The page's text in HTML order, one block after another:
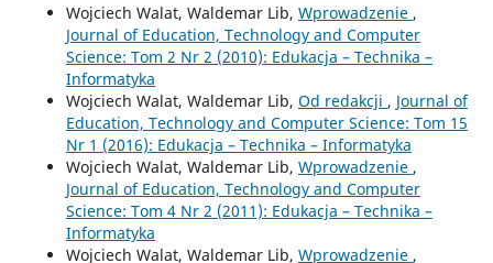
Wojciech Walat, Waldemar Lib, Wprowadzenie ,
Journal of Education, Technology and Computer
Science: Tom 2 Nr 2 (2010): Edukacja – Technika –
Informatyka
Wojciech Walat, Waldemar Lib, Od redakcji , Journal of
Education, Technology and Computer Science: Tom 15
Nr 1 (2016): Edukacja – Technika – Informatyka
Wojciech Walat, Waldemar Lib, Wprowadzenie ,
Journal of Education, Technology and Computer
Science: Tom 4 Nr 2 (2011): Edukacja – Technika –
Informatyka
Wojciech Walat, Waldemar Lib, Wprowadzenie ,